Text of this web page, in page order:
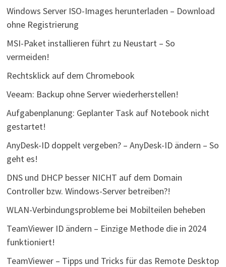
Windows Server ISO-Images herunterladen – Download
ohne Registrierung
MSI-Paket installieren führt zu Neustart – So
vermeiden!
Rechtsklick auf dem Chromebook
Veeam: Backup ohne Server wiederherstellen!
Aufgabenplanung: Geplanter Task auf Notebook nicht
gestartet!
AnyDesk-ID doppelt vergeben? – AnyDesk-ID ändern – So
geht es!
DNS und DHCP besser NICHT auf dem Domain
Controller bzw. Windows-Server betreiben?!
WLAN-Verbindungsprobleme bei Mobilteilen beheben
TeamViewer ID ändern – Einzige Methode die in 2024
funktioniert!
TeamViewer – Tipps und Tricks für das Remote Desktop